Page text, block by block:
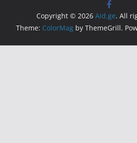
Copyright © 2026 Aid.ge. All
Theme: ColorMag by ThemeGrill.